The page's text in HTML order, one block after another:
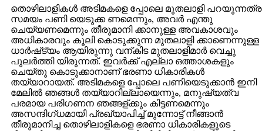
തൊഴിലാളികള്‍ അടിമകളെ പ്പോലെ മുതലാളി പറയുന്നത്ര
സമയം പണി യെടുക്ക ണമെന്നും, അവര്‍ എന്തു
ചെയ്യണമെന്നും തീരുമാനി ക്കാനുള്ള അവകാശവും
അധികാരവും കൂലി കൊടുക്കുന്ന മുതലാളി ക്കാണെന്നുള്ള
ധാര്‍ഷ്‌ട്യം ആയിരുന്നു വന്കിട മുതലാളിമാര്‍ വെച്ചു
പുലര്‍ത്തി യിരുന്നത്. ഇവര്‍ക്ക് എല്ലാ ഒത്താശകളും
ചെയ്തു കൊടുക്കാനാണ് ഭരണാ ധികാരികള്‍
തയ്യാറായത്. അടിമകളെ പ്പോലെ പണിയെടുക്കാന്‍ ഇനി
മേലില്‍ ഞങ്ങള്‍ തയ്യാറില്ലായെന്നും, മനുഷ്യത്വ
പരമായ പരിഗണന ഞങ്ങള്ക്കും കിട്ടണമെന്നും
അസന്ദിഗ്ധമായി പ്രഖ്യാപിച്ച് മുന്നോട്ട് നീങ്ങാന്‍
തീരുമാനിച്ച തൊഴിലാളികളെ ഭരണാ ധികാരികളുടെ